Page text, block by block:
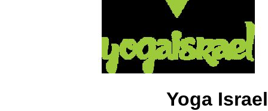
Yoga Israel